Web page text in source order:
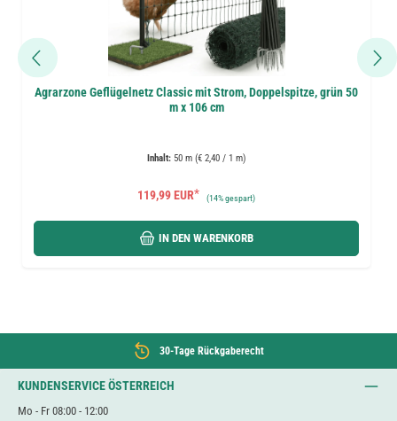
Agrarzone Geflügelnetz Classic mit Strom, Doppelspitze, grün 50
m x 106 cm
Inhalt: 50 m (€ 2,40 / 1 m)
119,99 EUR* (14%gespart)
IN DEN WARENKORB
30-Tage Rückgaberecht
KUNDENSERVICE ÖSTERREICH
Mo - Fr 08:00 - 12:00